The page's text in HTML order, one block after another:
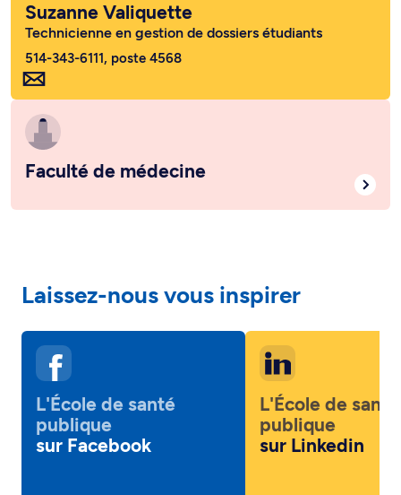
Suzanne Valiquette
Technicienne en gestion de dossiers étudiants
514-343-6111, poste 4568
Faculté de médecine
Laissez-nous vous inspirer
L'École de santé
publique
sur Facebook
L'École de santé
publique
sur Linkedin